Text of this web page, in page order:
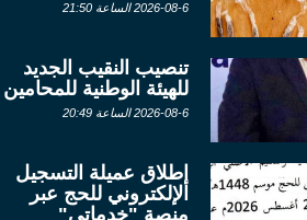
2026-08-6 الساعة 21:50
تنصيب النقيب الجديد
للهيئة الوطنية للمحامين
2026-08-6 الساعة 20:49
إطلاق عميلة التسجيل
الإلكتروني للحج عبر
منصة "خدماتي"